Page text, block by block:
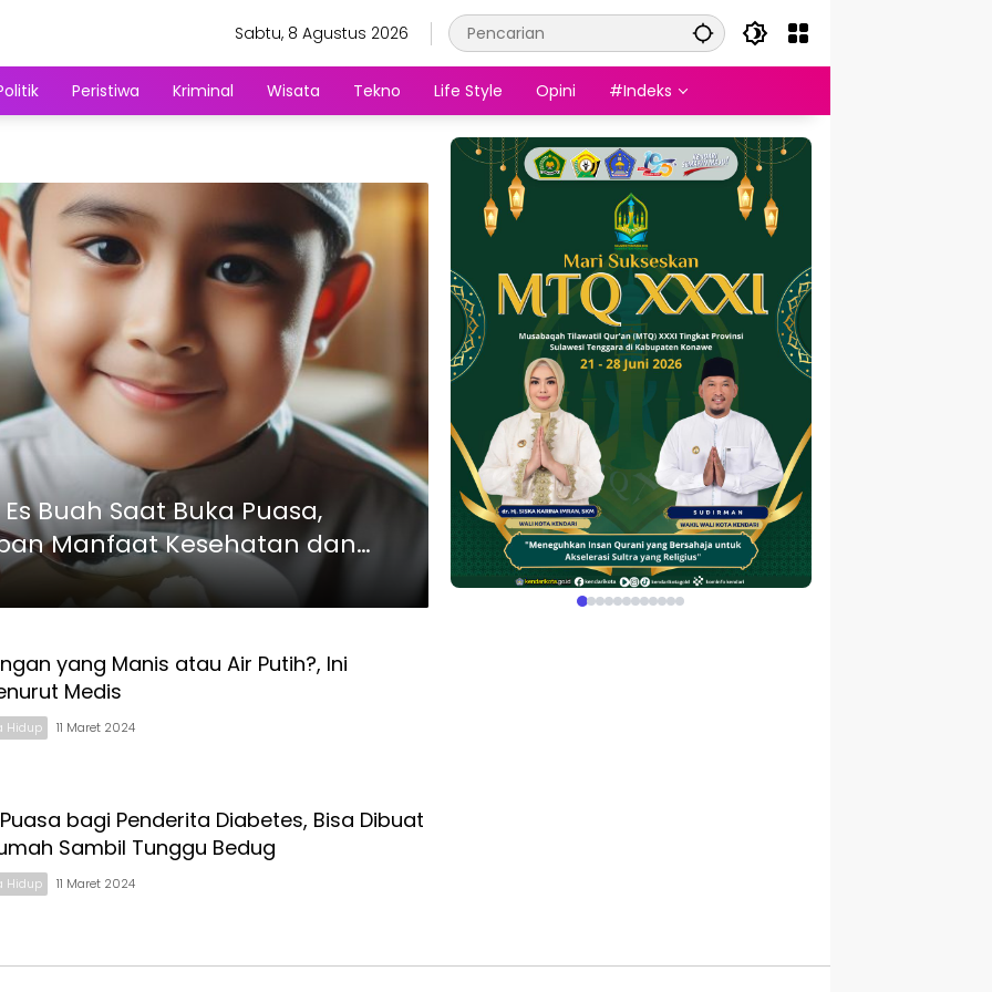
Sabtu, 8 Agustus 2026
Peristiwa Kriminal Wisata Tekno Life Style Opini #Indeks
Buah Saat Buka Puasa,
Manfaat Kesehatan dan
yang Manis atau Air Putih?, Ini
Medis
Hidup 11 Maret 2024
bagi Penderita Diabetes, Bisa Dibuat
Sambil Tunggu Bedug
Hidup 11 Maret 2024